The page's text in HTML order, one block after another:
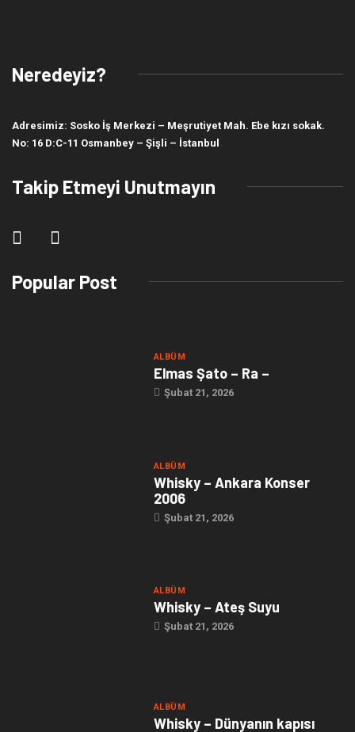
Neredeyiz?
Adresimiz: Sosko İş Merkezi – Meşrutiyet Mah. Ebe kızı sokak.
No: 16 D:C-11 Osmanbey – Şişli – İstanbul
Takip Etmeyi Unutmayın
Popular Post
ALBÜM
Elmas Şato – Ra –
Şubat 21, 2026
ALBÜM
Whisky – Ankara Konser
2006
Şubat 21, 2026
ALBÜM
Whisky – Ateş Suyu
Şubat 21, 2026
ALBÜM
Whisky – Dünyanın kapısı